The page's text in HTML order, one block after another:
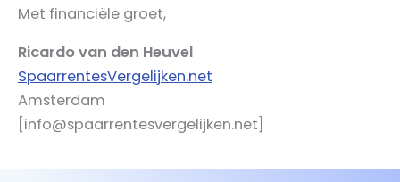
Met financiële groet,
Ricardo van den Heuvel
SpaarrentesVergelijken.net
Amsterdam
[info@spaarrentesvergelijken.net]